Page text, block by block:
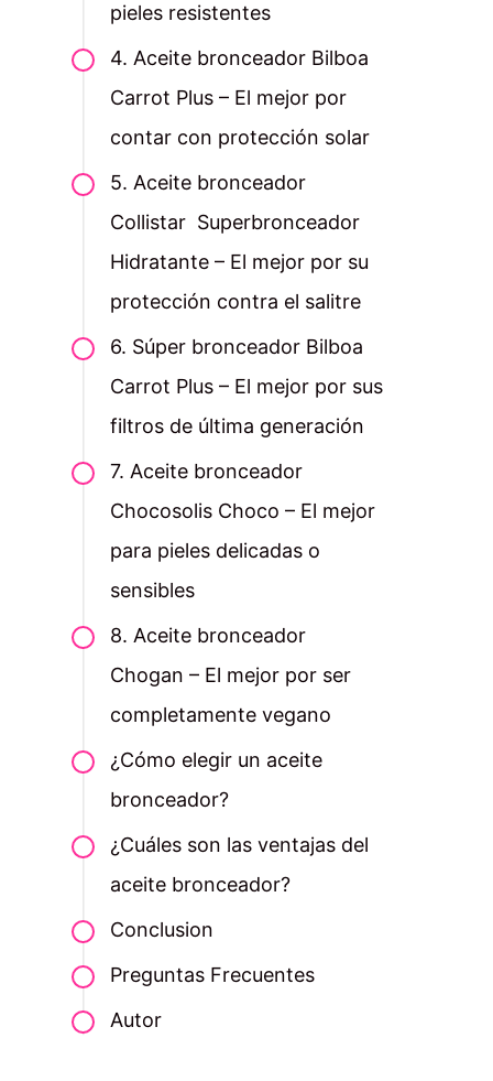
pieles resistentes
4. Aceite bronceador Bilboa
Carrot Plus – El mejor por
contar con protección solar
5. Aceite bronceador
Collistar Superbronceador
Hidratante – El mejor por su
protección contra el salitre
6. Súper bronceador Bilboa
Carrot Plus – El mejor por sus
filtros de última generación
7. Aceite bronceador
Chocosolis Choco – El mejor
para pieles delicadas o
sensibles
8. Aceite bronceador
Chogan – El mejor por ser
completamente vegano
¿Cómo elegir un aceite
bronceador?
¿Cuáles son las ventajas del
aceite bronceador?
Conclusion
Preguntas Frecuentes
Autor